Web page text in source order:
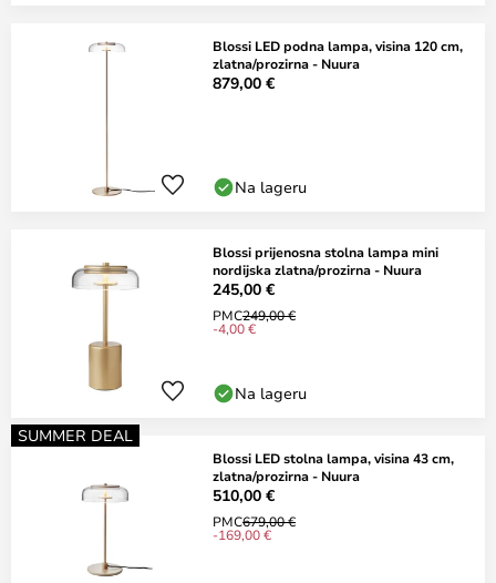
Blossi LED podna lampa, visina 120 cm,
zlatna/prozirna - Nuura
879,00 €
Na lageru
Blossi prijenosna stolna lampa mini
nordijska zlatna/prozirna - Nuura
245,00 €
PMC249,00 €
-4,00 €
Na lageru
SUMMER DEAL
Blossi LED stolna lampa, visina 43 cm,
zlatna/prozirna - Nuura
510,00 €
PMC679,00 €
-169,00 €